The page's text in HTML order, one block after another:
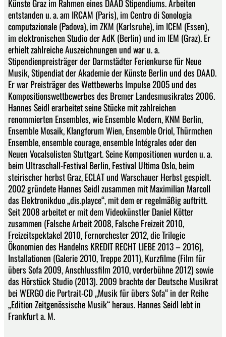
Künste Graz im Rahmen eines DAAD Stipendiums. Arbeiten
entstanden u. a. am IRCAM (Paris), im Centro di Sonologia
computazionale (Padova), im ZKM (Karlsruhe), im ICEM (Essen),
im elektronischen Studio der AdK (Berlin) und im IEM (Graz). Er
erhielt zahlreiche Auszeichnungen und war u. a.
Stipendienpreisträger der Darmstädter Ferienkurse für Neue
Musik, Stipendiat der Akademie der Künste Berlin und des DAAD.
Er war Preisträger des Wettbewerbs Impulse 2005 und des
Kompositionswettbewerbes des Bremer Landesmusikrates 2006.
Hannes Seidl erarbeitet seine Stücke mit zahlreichen
renommierten Ensembles, wie Ensemble Modern, KNM Berlin,
Ensemble Mosaik, Klangforum Wien, Ensemble Oriol, Thürmchen
Ensemble, ensemble courage, ensemble Intégrales oder den
Neuen Vocalsolisten Stuttgart. Seine Kompositionen wurden u. a.
beim Ultraschall-Festival Berlin, Festival Ultima Oslo, beim
steirischer herbst Graz, ECLAT und Warschauer Herbst gespielt.
2002 gründete Hannes Seidl zusammen mit Maximilian Marcoll
das Elektronikduo „dis.playce“, mit dem er regelmäßig auftritt.
Seit 2008 arbeitet er mit dem Videokünstler Daniel Kötter
zusammen (Falsche Arbeit 2008, Falsche Freizeit 2010,
Freizeitspektakel 2010, Fernorchester 2012, die Trilogie
Ökonomien des Handelns KREDIT RECHT LIEBE 2013 – 2016),
Installationen (Galerie 2010, Treppe 2011), Kurzfilme (Film für
übers Sofa 2009, Anschlussfilm 2010, vorderbühne 2012) sowie
das Hörstück Studio (2013). 2009 brachte der Deutsche Musikrat
bei WERGO die Portrait-CD „Musik für übers Sofa“ in der Reihe
„Edition Zeitgenössische Musik“ heraus. Hannes Seidl lebt in
Frankfurt a. M.